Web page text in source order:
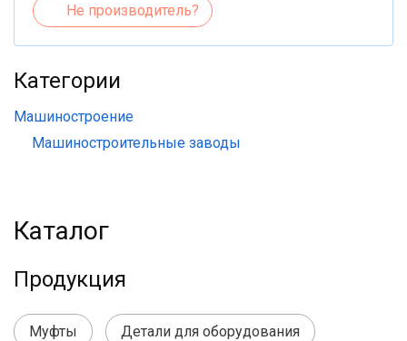
Не производитель?
Категории
Машиностроение
Машиностроительные заводы
Каталог
Продукция
Муфты Детали для оборудования